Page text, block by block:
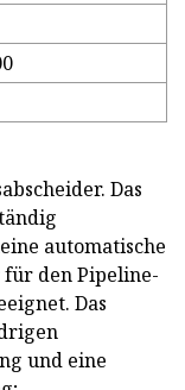
Das
automatische
für den Pipeline-
Das
und eine